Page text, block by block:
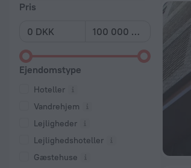
Pris
Ejendomstype
Hoteller
Vandrehjem
Lejligheder
Lejlighedshoteller
Gæstehuse